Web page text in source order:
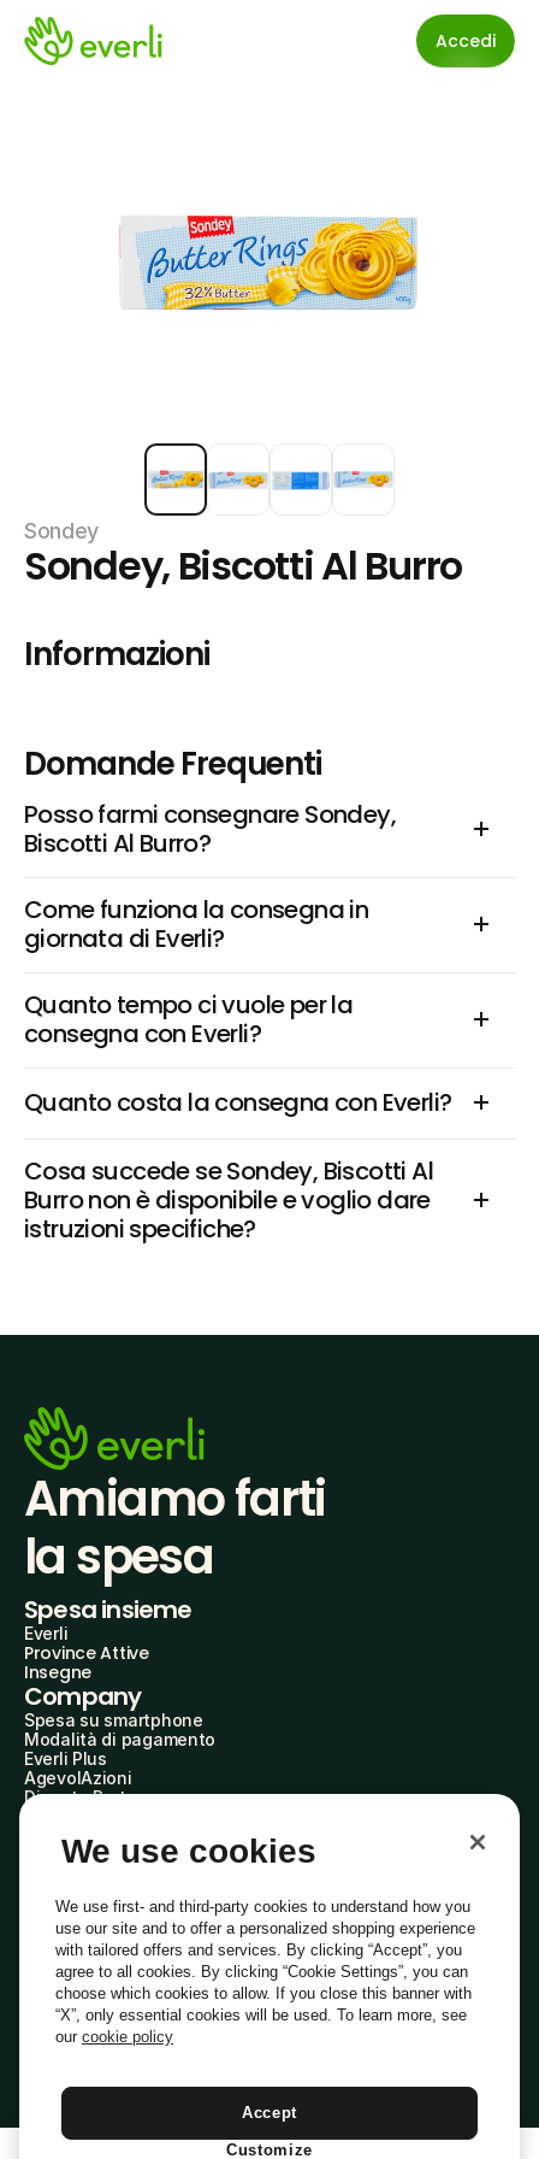
Accedi
Sondey
Sondey, Biscotti Al Burro
Informazioni
Domande Frequenti
Posso farmi consegnare Sondey,
Biscotti Al Burro?
Come funziona la consegna in
giornata di Everli?
Quanto tempo ci vuole per la
consegna con Everli?
Quanto costa la consegna con Everli?
Cosa succede se Sondey, Biscotti Al
Burro non è disponibile e voglio dare
istruzioni specifiche?
Amiamo farti
la spesa
Spesa insieme
Everli
Province Attive
Insegne
Company
Spesa su smartphone
Modalità di pagamento
Everli Plus
AgevolAzioni
Diventa Partner
Everli Shoppers
About Us
Everli News
Domande frequenti
Lavora con noi
Diventa Shopper
Investitori
PrivacyCookiePreferenze Cookie
Termini e CondizioniCodice Etico
Indirizzo PEC: everli@pec.it - indirizzo DPO: dpo@everli.com
Italiano
We use cookies
We use first- and third-party cookies to understand how you
use our site and to offer a personalized shopping experience
with tailored offers and services. By clicking “Accept”, you
agree to all cookies. By clicking “Cookie Settings”, you can
choose which cookies to allow. If you close this banner with
“X”, only essential cookies will be used. To learn more, see
our cookie policy
Accept
Customize